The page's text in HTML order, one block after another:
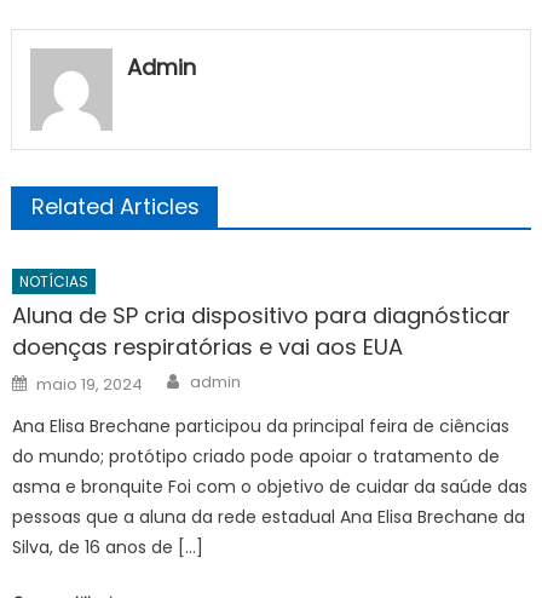
Admin
Related Articles
NOTÍCIAS
Aluna de SP cria dispositivo para diagnósticar
doenças respiratórias e vai aos EUA
Posted
on
maio 19, 2024 Author
admin
Ana Elisa Brechane participou da principal feira de ciências
do mundo; protótipo criado pode apoiar o tratamento de
asma e bronquite Foi com o objetivo de cuidar da saúde das
pessoas que a aluna da rede estadual Ana Elisa Brechane da
Silva, de 16 anos de […]